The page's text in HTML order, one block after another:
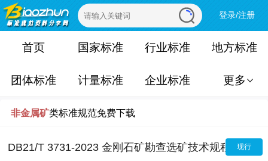
登录/注册
首页 国家标准 行业标准 地方标准
团体标准 计量标准 企业标准 更多
非金属矿类标准规范免费下载
DB21/T 3731-2023 金刚石矿勘查选矿技术规程 现行